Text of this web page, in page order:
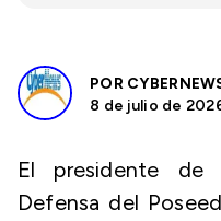
POR
8 de julio de
El presidente de
Defensa del